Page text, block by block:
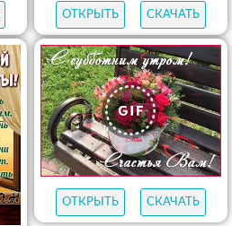
ОТКРЫТЬ СКАЧАТЬ
ОТКРЫТЬ СКАЧАТЬ